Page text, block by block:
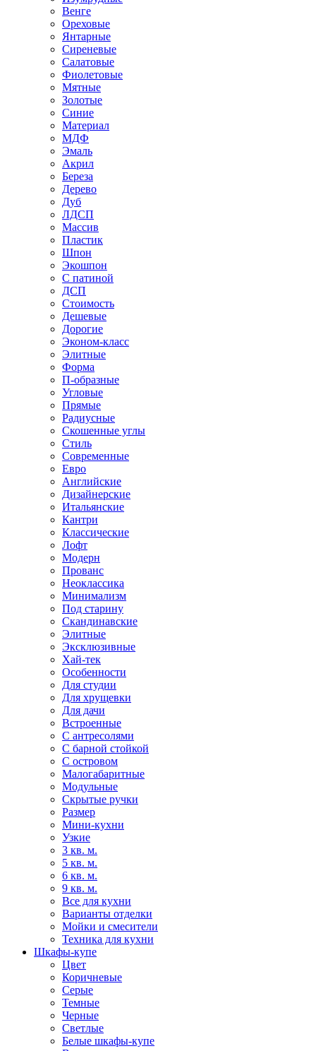
Венге
Ореховые
Янтарные
Сиреневые
Салатовые
Фиолетовые
Мятные
Золотые
Синие
Материал
МДФ
Эмаль
Акрил
Береза
Дерево
Дуб
ЛДСП
Массив
Пластик
Шпон
Экошпон
С патиной
ДСП
Стоимость
Дешевые
Дорогие
Эконом-класс
Элитные
Форма
П-образные
Угловые
Прямые
Радиусные
Скошенные углы
Стиль
Современные
Евро
Английские
Дизайнерские
Итальянские
Кантри
Классические
Лофт
Модерн
Прованс
Неоклассика
Минимализм
Под старину
Скандинавские
Элитные
Эксклюзивные
Хай-тек
Особенности
Для студии
Для хрущевки
Для дачи
Встроенные
С антресолями
С барной стойкой
С островом
Малогабаритные
Модульные
Скрытые ручки
Размер
Мини-кухни
Узкие
3 кв. м.
5 кв. м.
6 кв. м.
9 кв. м.
Все для кухни
Варианты отделки
Мойки и смесители
Техника для кухни
Шкафы-купе
Цвет
Коричневые
Серые
Темные
Черные
Светлые
Белые шкафы-купе